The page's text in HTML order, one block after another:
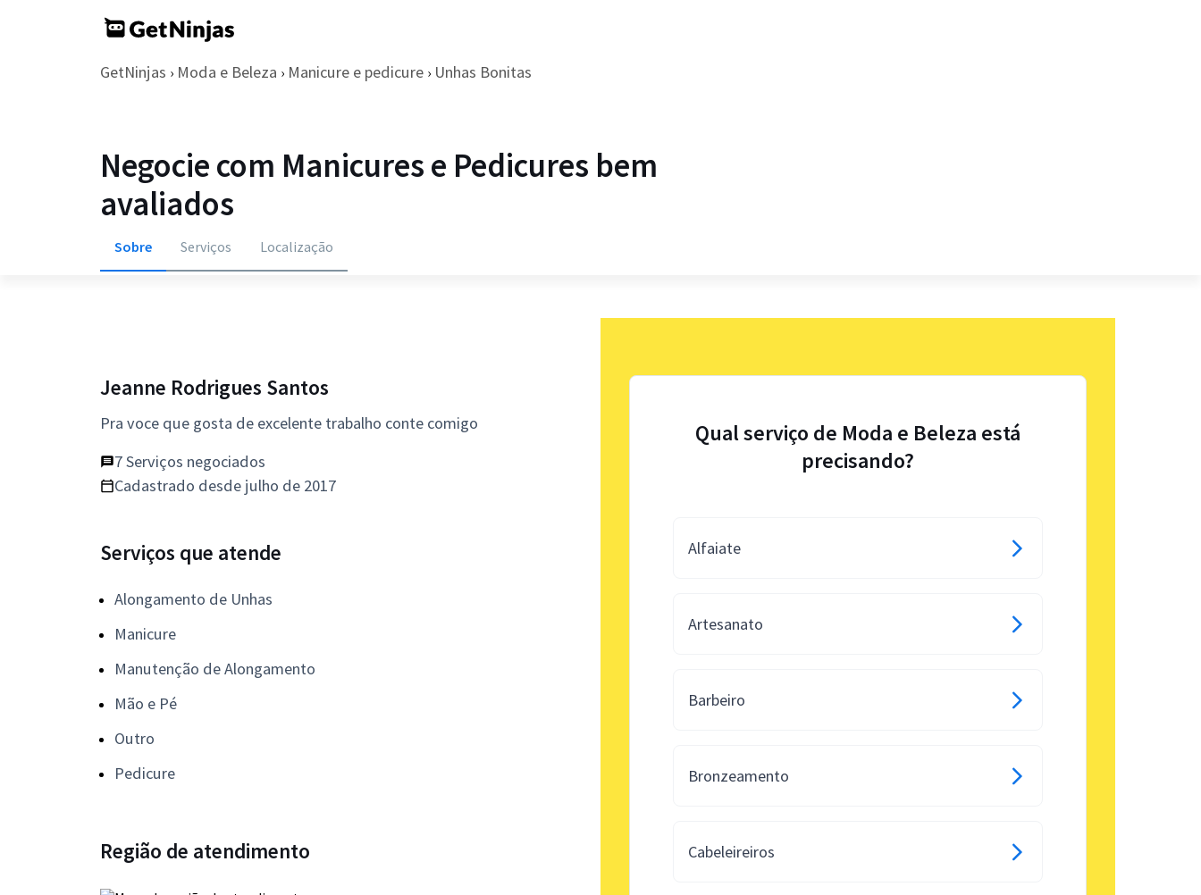
GetNinjas › Moda e Beleza › Manicure e pedicure › Unhas Bonitas
Negocie com Manicures e Pedicures bem
avaliados
Sobre Serviços Localização
Jeanne Rodrigues Santos
Pra voce que gosta de excelente trabalho conte comigo
7 Serviços negociados
Cadastrado desde julho de 2017
Serviços que atende
Alongamento de Unhas
Manicure
Manutenção de Alongamento
Mão e Pé
Outro
Pedicure
Região de atendimento
Qual serviço de Moda e Beleza está
precisando?
Alfaiate
Artesanato
Barbeiro
Bronzeamento
Cabeleireiros